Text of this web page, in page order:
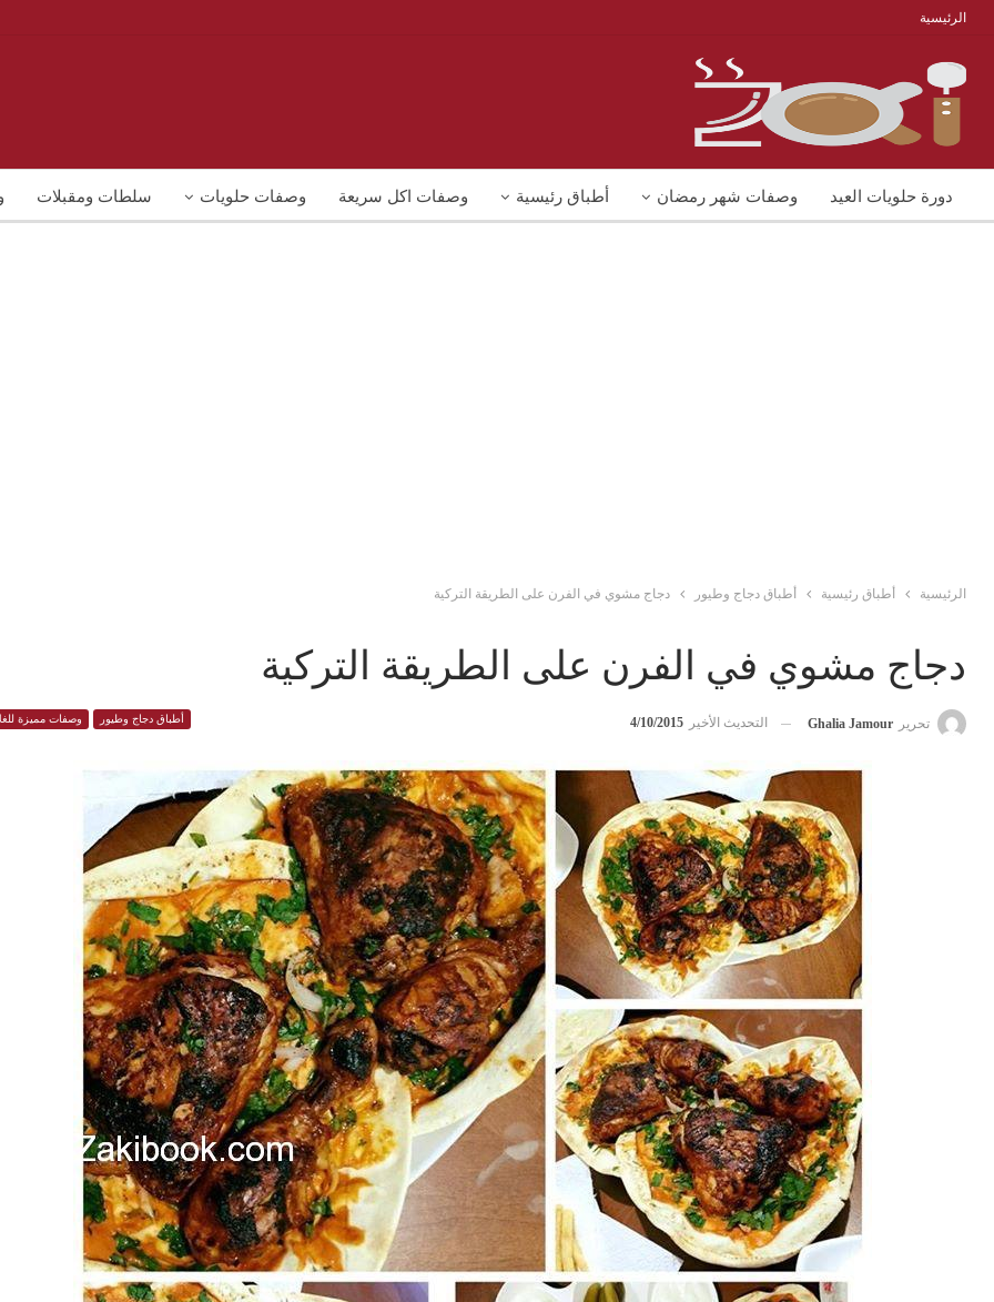
الرئيسية
دورة حلويات العيد وصفات شهر رمضان أطباق رئيسية وصفات اكل سريعة وصفات حلويات سلطات ومقبلات
الرئيسية أطباق رئيسية أطباق دجاج وطيور دجاج مشوي في الفرن على الطريقة التركية
دجاج مشوي في الفرن على الطريقة التركية
أطباق دجاج وطيور وصفات مميزة تحرير Ghalia Jamour التحديث الأخير 4/10/2015